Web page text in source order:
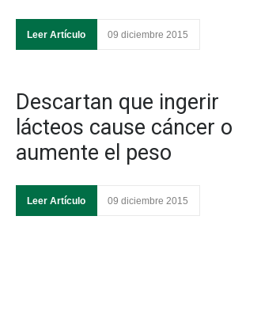
Leer Artículo 09 diciembre 2015
Descartan que ingerir
lácteos cause cáncer o
aumente el peso
Leer Artículo 09 diciembre 2015